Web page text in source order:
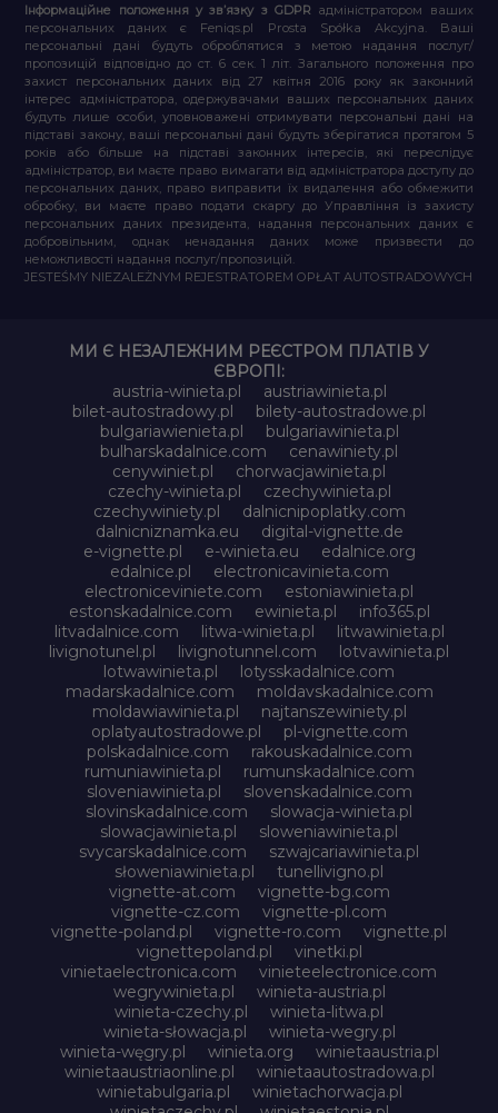
Інформаційне положення у зв’язку з GDPR адміністратором ваших
персональних даних є Feniqs.pl Prosta Spółka Akcyjna. Ваші
персональні дані будуть оброблятися з метою надання послуг/
пропозицій відповідно до ст. 6 сек. 1 літ. Загального положення про
захист персональних даних від 27 квітня 2016 року як законний
інтерес адміністратора, одержувачами ваших персональних даних
будуть лише особи, уповноважені отримувати персональні дані на
підставі закону, ваші персональні дані будуть зберігатися протягом 5
років або більше на підставі законних інтересів, які переслідує
адміністратор, ви маєте право вимагати від адміністратора доступу до
персональних даних, право виправити їх видалення або обмежити
обробку, ви маєте право подати скаргу до Управління із захисту
персональних даних президента, надання персональних даних є
добровільним, однак ненадання даних може призвести до
неможливості надання послуг/пропозицій.
JESTEŚMY NIEZALEŻNYM REJESTRATOREM OPŁAT AUTOSTRADOWYCH
МИ Є НЕЗАЛЕЖНИМ РЕЄСТРОМ ПЛАТІВ У
ЄВРОПІ:
austria-winieta.pl
austriawinieta.pl
bilet-autostradowy.pl
bilety-autostradowe.pl
bulgariawienieta.pl
bulgariawinieta.pl
bulharskadalnice.com
cenawiniety.pl
cenywiniet.pl
chorwacjawinieta.pl
czechy-winieta.pl
czechywinieta.pl
czechywiniety.pl
dalnicnipoplatky.com
dalnicniznamka.eu
digital-vignette.de
e-vignette.pl
e-winieta.eu
edalnice.org
edalnice.pl
electronicavinieta.com
electroniceviniete.com
estoniawinieta.pl
estonskadalnice.com
ewinieta.pl
info365.pl
litvadalnice.com
litwa-winieta.pl
litwawinieta.pl
livignotunel.pl
livignotunnel.com
lotvawinieta.pl
lotwawinieta.pl
lotysskadalnice.com
madarskadalnice.com
moldavskadalnice.com
moldawiawinieta.pl
najtanszewiniety.pl
oplatyautostradowe.pl
pl-vignette.com
polskadalnice.com
rakouskadalnice.com
rumuniawinieta.pl
rumunskadalnice.com
sloveniawinieta.pl
slovenskadalnice.com
slovinskadalnice.com
slowacja-winieta.pl
slowacjawinieta.pl
sloweniawinieta.pl
svycarskadalnice.com
szwajcariawinieta.pl
słoweniawinieta.pl
tunellivigno.pl
vignette-at.com
vignette-bg.com
vignette-cz.com
vignette-pl.com
vignette-poland.pl
vignette-ro.com
vignette.pl
vignettepoland.pl
vinetki.pl
vinietaelectronica.com
vinieteelectronice.com
wegrywinieta.pl
winieta-austria.pl
winieta-czechy.pl
winieta-litwa.pl
winieta-słowacja.pl
winieta-wegry.pl
winieta-węgry.pl
winieta.org
winietaaustria.pl
winietaaustriaonline.pl
winietaautostradowa.pl
winietabulgaria.pl
winietachorwacja.pl